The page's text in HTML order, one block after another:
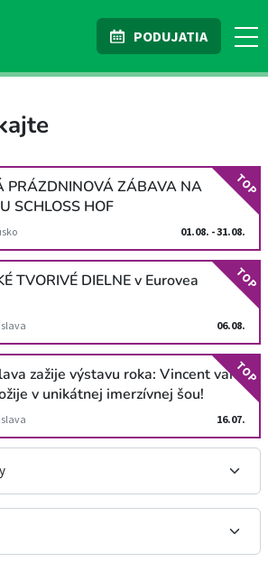
PODUJATIA
PRÁZDNINOVÁ ZÁBAVA NA
SCHLOSS HOF
01.08. - 31.08.
TOP
TVORIVÉ DIELNE v Eurovea
06.08.
TOP
zažije výstavu roka: Vincent van
v unikátnej imerzívnej šou!
16.07.
TOP